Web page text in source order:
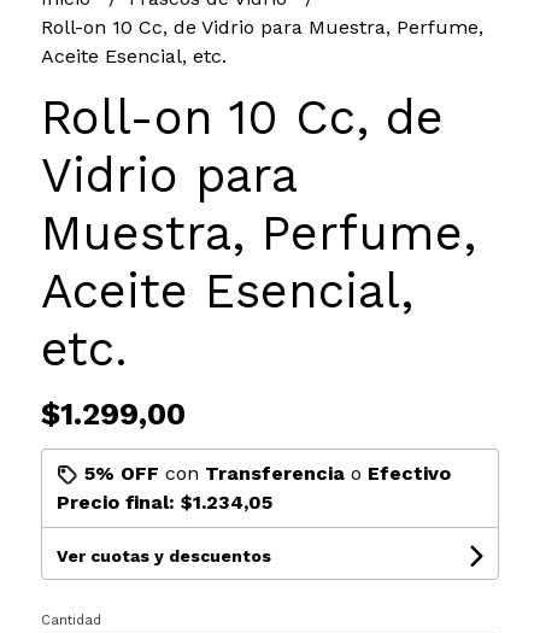
Roll-on 10 Cc, de Vidrio para Muestra, Perfume,
Aceite Esencial, etc.
Roll-on 10 Cc, de
Vidrio para
Muestra, Perfume,
Aceite Esencial,
etc.
$1.299,00
5% OFF con Transferenciao Efectivo
Precio final: $1.234,05
Ver cuotas y descuentos
Cantidad